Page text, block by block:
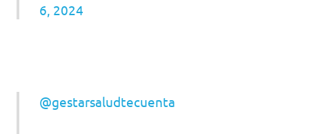
6, 2024
@gestarsaludtecuenta